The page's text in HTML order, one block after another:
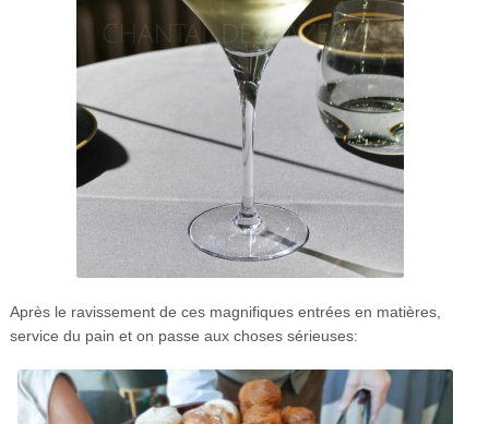
Après le ravissement de ces magnifiques entrées en matières,
service du pain et on passe aux choses sérieuses: